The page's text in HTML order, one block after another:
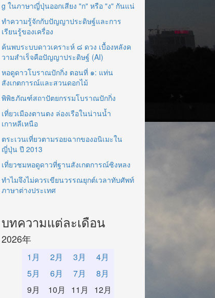
g ในภาษาญี่ปุ่นออกเสียง "ก" หรือ "ง" กันแน่
ทำความรู้จักกับปัญญาประดิษฐ์และการ
เรียนรู้ของเครื่อง
ค้นพบระบบดาวเคราะห์ ๘ ดวง เบื้องหลังค
วามสำเร็จคือปัญญาประดิษฐ์ (AI)
หอดูดาวโบราณปักกิ่ง ตอนที่ ๑: แท่น
สังเกตการณ์และสวนดอกไม้
พิพิธภัณฑ์สถาปัตยกรรมโบราณปักกิ่ง
เที่ยวเมืองตานตง ล่องเรือในน่านน้ำ
เกาหลีเหนือ
ตระเวนเที่ยวตามรอยฉากของอนิเมะใน
ญี่ปุ่น ปี 2013
เที่ยวชมหอดูดาวที่ฐานสังเกตการณ์ซิงหลง
ทำไมจึงไม่ควรเขียนวรรณยุกต์เวลาทับศัพท์
ภาษาต่างประเทศ
บทความแต่ละเดือน
2026年
1月 2月 3月
4月
5月
6月 7月
8月
9月
10月 11月 12月